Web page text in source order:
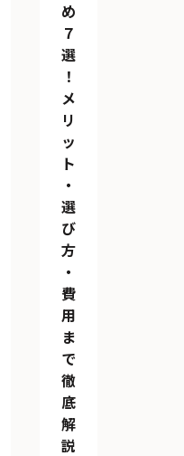
め
７
選
！
メ
リ
ッ
ト
・
選
び
方
・
費
用
ま
で
徹
底
解
説